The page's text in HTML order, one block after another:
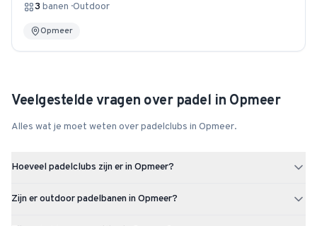
3 banen ·Outdoor
Opmeer
Veelgestelde vragen over padel in Opmeer
Alles wat je moet weten over padelclubs in Opmeer.
Hoeveel padelclubs zijn er in Opmeer?
Zijn er outdoor padelbanen in Opmeer?